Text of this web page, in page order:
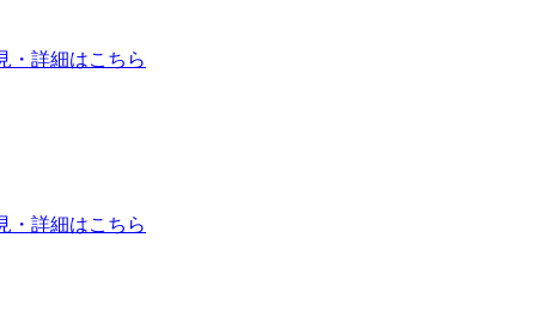
・詳細はこちら
・詳細はこちら